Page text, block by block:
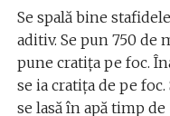
Se spală bine
aditiv. Se pun 750 de
pune cratița pe foc.
se ia cratița de pe foc.
se lasă în apă timp